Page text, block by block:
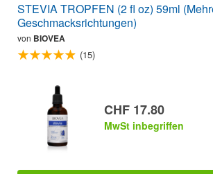
STEVIA TROPFEN (2 fl oz) 59ml
Geschmacksrichtungen)
von BIOVEA
(15)
CHF 17.80
MwSt inbegriffen